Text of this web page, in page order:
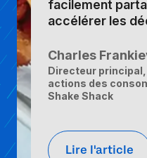
facilement
accélérer les
Charles
Directeur
actions des
Shake Shack
Lire l'article